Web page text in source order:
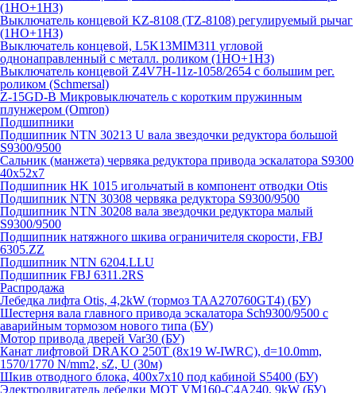
(1НО+1НЗ)
Выключатель концевой KZ-8108 (TZ-8108) регулируемый рычаг
(1НО+1НЗ)
Выключатель концевой, L5K13MIM311 угловой
однонаправленный с металл. роликом (1НО+1НЗ)
Выключатель концевой Z4V7H-11z-1058/2654 с большим рег.
роликом (Schmersal)
Z-15GD-B Микровыключатель с коротким пружинным
плунжером (Omron)
Подшипники
Подшипник NTN 30213 U вала звездочки редуктора большой
S9300/9500
Сальник (манжета) червяка редуктора привода эскалатора S9300
40х52х7
Подшипник HK 1015 игольчатый в компонент отводки Otis
Подшипник NTN 30308 червяка редуктора S9300/9500
Подшипник NTN 30208 вала звездочки редуктора малый
S9300/9500
Подшипник натяжного шкива ограничителя скорости, FBJ
6305.ZZ
Подшипник NTN 6204.LLU
Подшипник FBJ 6311.2RS
Распродажа
Лебедка лифта Otis, 4,2kW (тормоз TAA270760GT4) (БУ)
Шестерня вала главного привода эскалатора Sch9300/9500 с
аварийным тормозом нового типа (БУ)
Мотор привода дверей Var30 (БУ)
Канат лифтовой DRAKO 250T (8x19 W-IWRC), d=10.0mm,
1570/1770 N/mm2, sZ, U (30м)
Шкив отводного блока, 400х7х10 под кабиной S5400 (БУ)
Электродвигатель лебедки MOT VM160-C4A240, 9kW (БУ)